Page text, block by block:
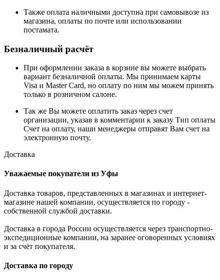
Также оплата наличными доступна при самовывозе из
магазина, оплаты по почте или использовании
постамата.
Безналичный расчёт
При оформлении заказа в корзине вы можете выбрать
вариант безналичной оплаты. Мы принимаем карты
Visa и Master Card, но оплату по ним мы можем принять
только в розничном салоне.
Так же Вы можете оплатить заказ через счет
организации, указав в комментарии к заказу Тип оплаты
Счет на оплату, наши менеджеры отправят Вам счет на
электронную почту.
Доставка
Уважаемые покупатели из Уфы
Доставка товаров, представленных в магазинах и интернет-
магазине нашей компании, осуществляется по городу -
собственной службой доставки.
Доставка в города России осуществляется через транспортно-
экспедиционные компании, на заранее оговоренных условиях
и за счёт покупателя.
Доставка по городу